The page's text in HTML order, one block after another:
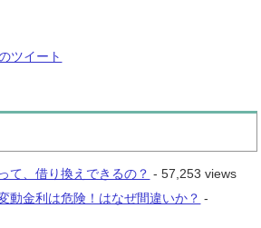
ツイート
て、借り換えできるの？ - 57,253 views
動金利は危険！はなぜ間違いか？ -